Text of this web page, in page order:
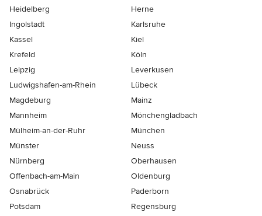
Heidelberg
Herne
Ingolstadt
Karlsruhe
Kassel
Kiel
Krefeld
Köln
Leipzig
Leverkusen
Ludwigshafen-am-Rhein
Lübeck
Magdeburg
Mainz
Mannheim
Mönchen­gladbach
Mülheim-an-der-Ruhr
München
Münster
Neuss
Nürnberg
Oberhausen
Offenbach-am-Main
Oldenburg
Osnabrück
Paderborn
Potsdam
Regensburg